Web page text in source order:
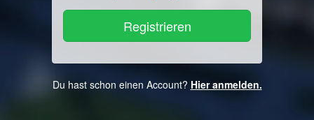
Du hast schon einen Account? Hier anmelden.